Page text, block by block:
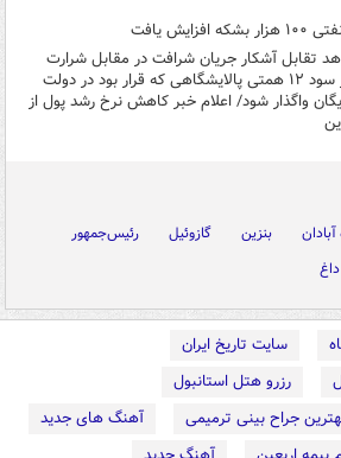
یافت
تقابل آشکار جریان شرافت در مقابل شرارت
هستیم/ گزارش وزیر نفت از سود ۱۲ همتی پالایشگاهی که قرار بود در دولت
واگذار شود/ اعلام خبر کاهش نرخ رشد پول از
آبادان بنزین گازوئیل
رئیس‌جمهور
داغ
سایت تاریخ ایران
رزرو هتل استانبول
جراح بینی ترمیمی
آهنگ های جدید